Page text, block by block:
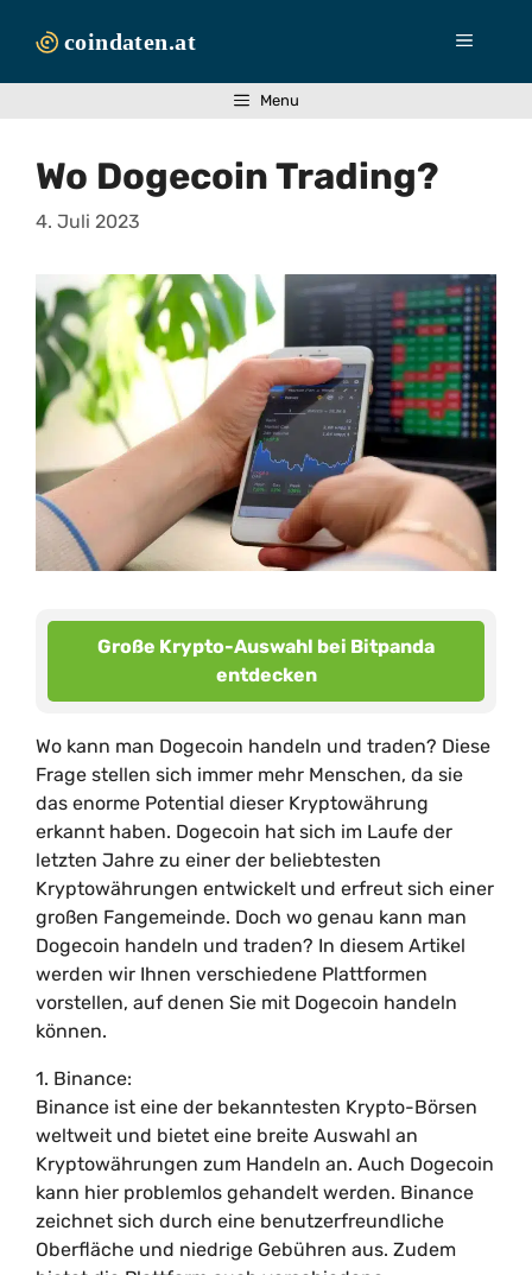
Inhalt
Menü
Menu
Wo Dogecoin Trading?
4. Juli 2023
Große Krypto-Auswahl bei Bitpanda
entdecken
Wo kann man Dogecoin handeln und traden? Diese
Frage stellen sich immer mehr Menschen, da sie
das enorme Potential dieser Kryptowährung
erkannt haben. Dogecoin hat sich im Laufe der
letzten Jahre zu einer der beliebtesten
Kryptowährungen entwickelt und erfreut sich einer
großen Fangemeinde. Doch wo genau kann man
Dogecoin handeln und traden? In diesem Artikel
werden wir Ihnen verschiedene Plattformen
vorstellen, auf denen Sie mit Dogecoin handeln
können.
1. Binance:
Binance ist eine der bekanntesten Krypto-Börsen
weltweit und bietet eine breite Auswahl an
Kryptowährungen zum Handeln an. Auch Dogecoin
kann hier problemlos gehandelt werden. Binance
zeichnet sich durch eine benutzerfreundliche
Oberfläche und niedrige Gebühren aus. Zudem